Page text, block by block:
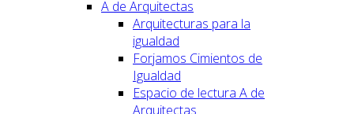
A de Arquitectas
Arquitecturas para la
igualdad
Forjamos Cimientos de
Igualdad
Espacio de lectura A de
Arquitectas